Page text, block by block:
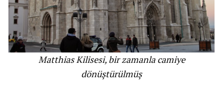
Matthias Kilisesi, bir zamanla camiye
dönüştürülmüş